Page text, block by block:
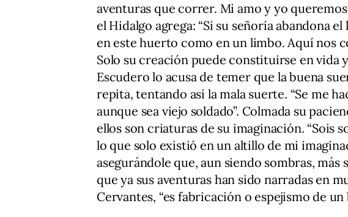
aventuras que correr. Mi amo y yo
el Hidalgo agrega: “Si su señoría abandona
en este huerto como en un limbo. Aquí nos
Solo su creación puede constituirse en vida
Escudero lo acusa de temer que la buena
repita, tentando así la mala suerte. “Se me
aunque sea viejo soldado”. Colmada su
ellos son criaturas de su imaginación. “Sois
lo que solo existió en un altillo de mi
asegurándole que, aun siendo sombras, más
que ya sus aventuras han sido narradas en
Cervantes, “es fabricación o espejismo de un